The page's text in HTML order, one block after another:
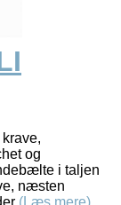
og
i taljen
næsten
(Læs mere)